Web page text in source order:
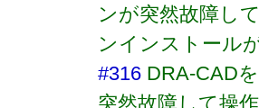
ンが突然故障し
ンインストール
#316 DRA-CAD
突然故障して操